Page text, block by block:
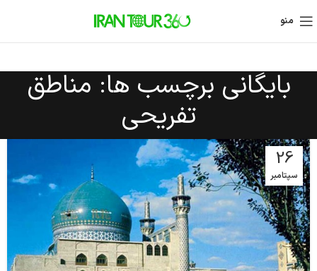
منو
بایگانی برچسب ها: مناطق
تفریحی
26
سپتامبر